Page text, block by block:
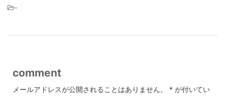
-
comment
メールアドレスが公開されることはありません。 * が付いてい